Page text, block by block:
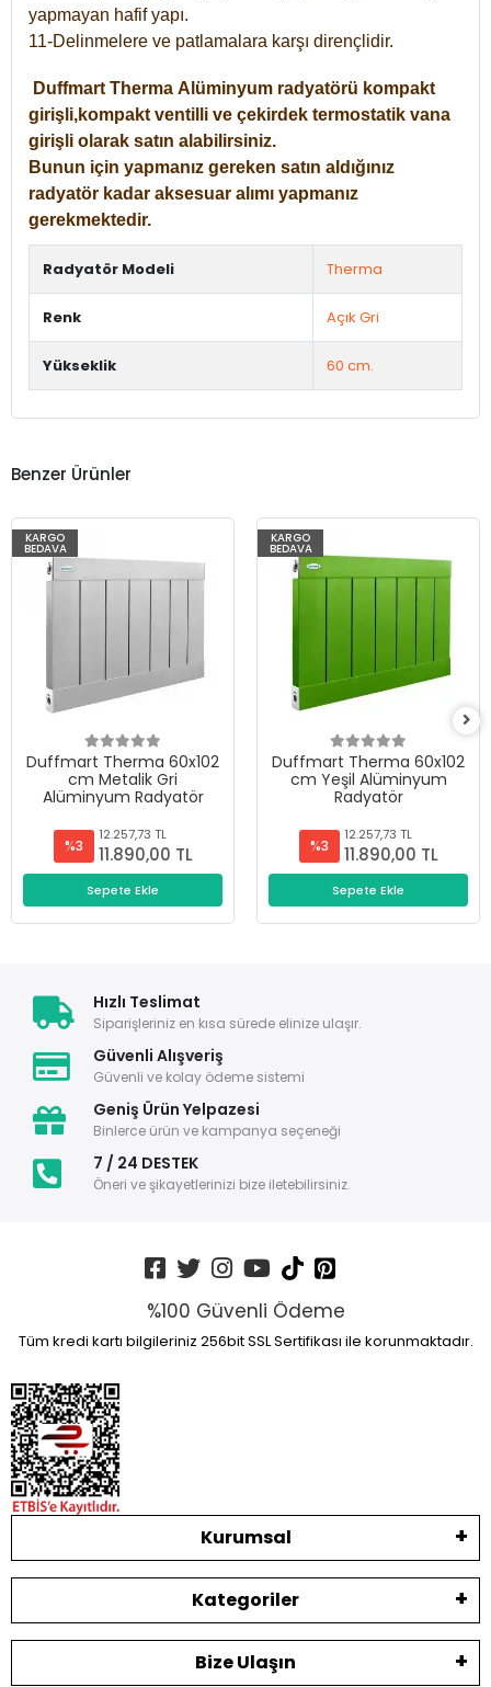
yapmayan hafif yapı.
11-Delinmelere ve patlamalara karşı dirençlidir.
Duffmart Therma Alüminyum radyatörü kompakt
girişli,kompakt ventilli ve çekirdek termostatik vana
girişli olarak satın alabilirsiniz.
Bunun için yapmanız gereken satın aldığınız
radyatör kadar aksesuar alımı yapmanız
gerekmektedir.
Radyatör Modeli Therma
Renk Açık Gri
Yükseklik 60 cm.
Benzer Ürünler
KARGO
BEDAVA
Duffmart Therma 60x102
cm Metalik Gri
Alüminyum Radyatör
%3
12.257,73 TL
11.890,00 TL
Sepete Ekle
KARGO
BEDAVA
Duffmart Therma 60x102
cm Yeşil Alüminyum
Radyatör
%3
12.257,73 TL
11.890,00 TL
Sepete Ekle
Hızlı Teslimat
Siparişleriniz en kısa sürede elinize ulaşır.
Güvenli Alışveriş
Güvenli ve kolay ödeme sistemi
Geniş Ürün Yelpazesi
Binlerce ürün ve kampanya seçeneği
7 / 24 DESTEK
Öneri ve şikayetlerinizi bize iletebilirsiniz.
%100 Güvenli Ödeme
Tüm kredi kartı bilgileriniz 256bit SSL Sertifikası ile korunmaktadır.
Kurumsal
Kategoriler
Bize Ulaşın